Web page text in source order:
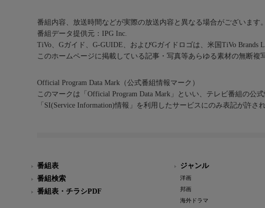
番組内容、放送時間などが実際の放送内容と異なる場合がございます。
番組データ提供元：IPG Inc.
TiVo、Gガイド、G-GUIDE、およびGガイドロゴは、米国TiVo
このホームページに掲載している記事・写真等あらゆる素材の無断複
Official Program Data Mark（公式番組情報マーク）
このマークは「Official Program Data Mark」といい、テレビ番組の公
「SI(Service Information)情報」を利用したサービスにのみ表記が許さ
番組表
番組検索
番組表・チラシPDF
ジャンル
洋画
邦画
海外ドラマ